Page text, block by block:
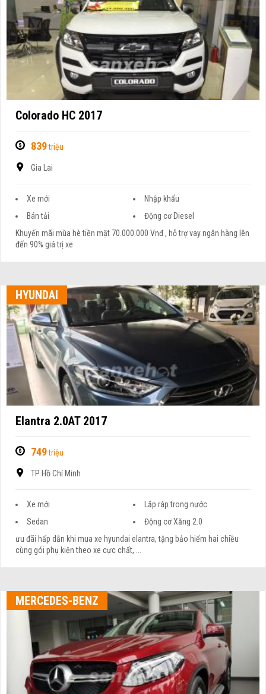
Colorado HC 2017
839triệu
Gia Lai
Xe mới
Nhập khẩu
Bán tải
Động cơ Diesel
Khuyến mãi mùa hè tiền mặt 70.000.000 Vnđ , hỗ trợ vay ngân hàng lên
đến 90% giá trị xe
HYUNDAI
Elantra 2.0AT 2017
749triệu
TP Hồ Chí Minh
Xe mới
Lắp ráp trong nước
Sedan
Động cơ Xăng 2.0
ưu đãi hấp dẫn khi mua xe hyundai elantra, tặng bảo hiểm hai chiều
cùng gói phụ kiện theo xe cực chất, ...
MERCEDES-BENZ